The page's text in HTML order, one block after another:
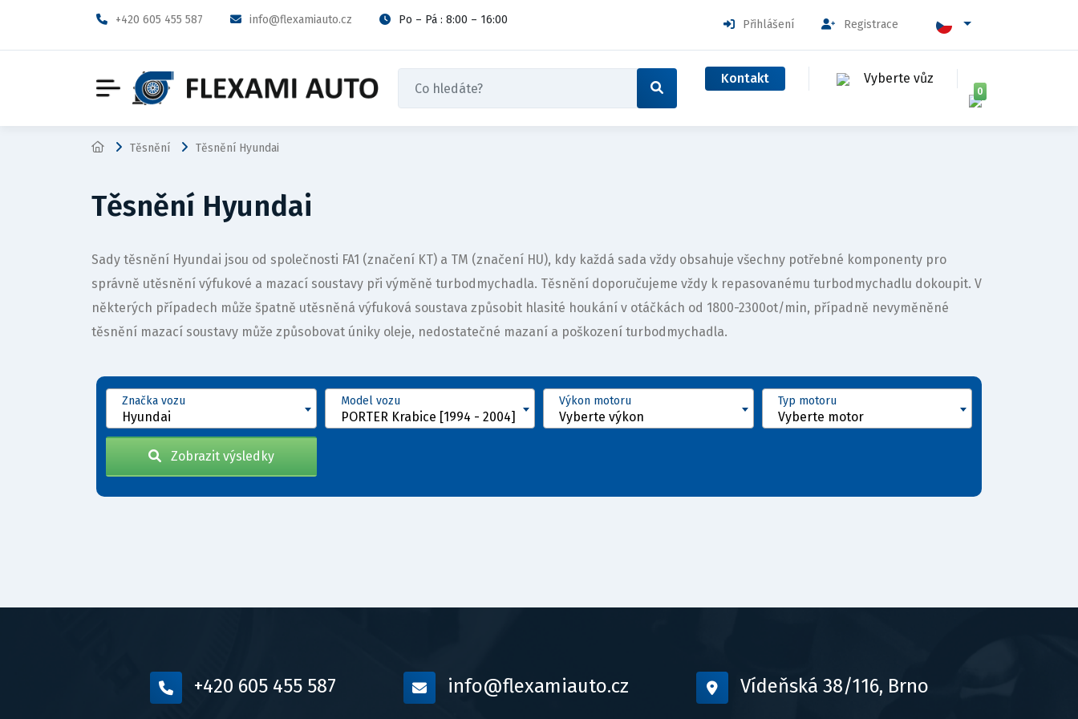
+420 605 455 587 info@flexamiauto.cz Po – Pá : 8:00 – 16:00 Přihlášení Registrace
Kontakt Vyberte vůz
0
Těsnění Těsnění Hyundai
Těsnění Hyundai
Sady těsnění Hyundai jsou od společnosti FA1 (značení KT) a TM (značení HU), kdy každá sada vždy obsahuje všechny potřebné komponenty pro
správně utěsnění výfukové a mazací soustavy při výměně turbodmychadla. Těsnění doporučujeme vždy k repasovanému turbodmychadlu dokoupit. V
některých případech může špatně utěsněná výfuková soustava způsobit hlasité houkání v otáčkách od 1800-2300ot/min, případně nevyměněné
těsnění mazací soustavy může způsobovat úniky oleje, nedostatečné mazaní a poškození turbodmychadla.
Hyundai
Značka vozu
PORTER Krabice [1994 - 2004]
Model vozu
Vyberte výkon
Výkon motoru
Vyberte motor
Typ motoru
Zobrazit výsledky
+420 605 455 587 info@flexamiauto.cz Vídeňská 38/116, Brno